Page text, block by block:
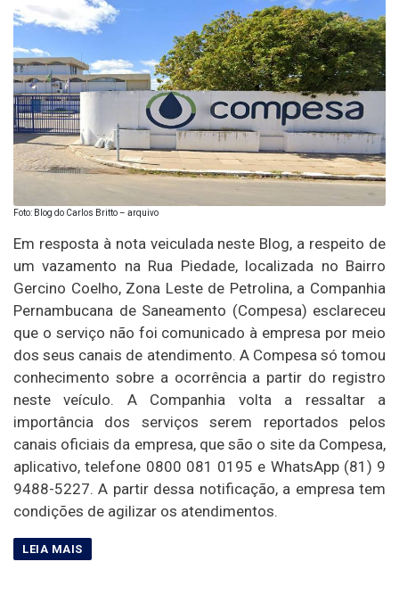
Foto: Blog do Carlos Britto – arquivo
Em resposta à nota veiculada neste Blog, a respeito de
um vazamento na Rua Piedade, localizada no Bairro
Gercino Coelho, Zona Leste de Petrolina, a Companhia
Pernambucana de Saneamento (Compesa) esclareceu
que o serviço não foi comunicado à empresa por meio
dos seus canais de atendimento. A Compesa só tomou
conhecimento sobre a ocorrência a partir do registro
neste veículo. A Companhia volta a ressaltar a
importância dos serviços serem reportados pelos
canais oficiais da empresa, que são o site da Compesa,
aplicativo, telefone 0800 081 0195 e WhatsApp (81) 9
9488-5227. A partir dessa notificação, a empresa tem
condições de agilizar os atendimentos.